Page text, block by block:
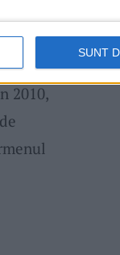
SUNT
2010,